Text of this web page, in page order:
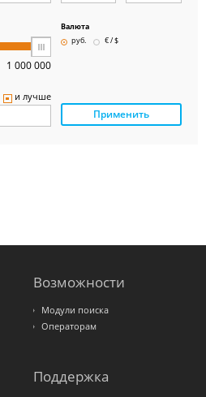
1 000 000
Валюта
руб.
€ / $
и лучше
Применить
Возможности
Модули поиска
Операторам
Поддержка